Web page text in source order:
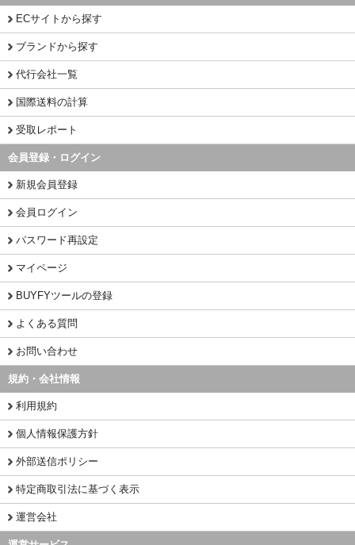
ECサイトから探す
ブランドから探す
代行会社一覧
国際送料の計算
受取レポート
会員登録・ログイン
新規会員登録
会員ログイン
パスワード再設定
マイページ
BUYFYツールの登録
よくある質問
お問い合わせ
規約・会社情報
利用規約
個人情報保護方針
外部送信ポリシー
特定商取引法に基づく表示
運営会社